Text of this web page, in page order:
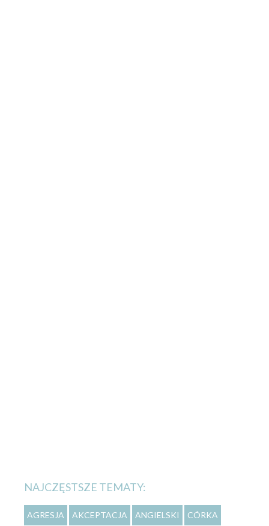
NAJCZĘSTSZE TEMATY:
AGRESJA AKCEPTACJA ANGIELSKI CÓRKA